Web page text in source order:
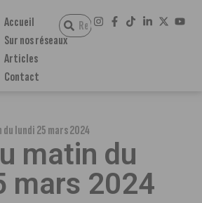
Accueil
Sur nos réseaux
Articles
Contact
lundi 25 mars 2024
matin du
mars 2024